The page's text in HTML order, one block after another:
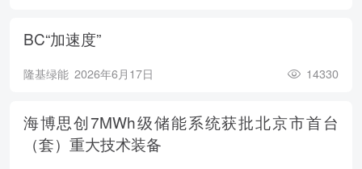
BC“加速度”
隆基绿能 2026年6月17日 14330
海博思创7MWh级储能系统获批北京市首台
（套）重大技术装备